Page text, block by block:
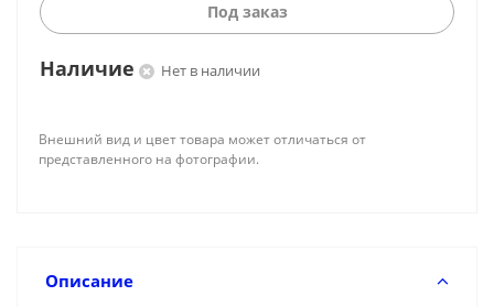
Под заказ
Наличие Нет в наличии
Внешний вид и цвет товара может отличаться от
представленного на фотографии.
Описание